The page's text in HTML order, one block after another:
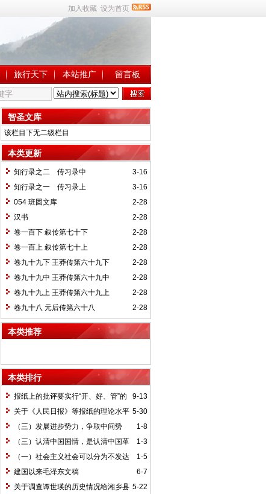
加入收藏 设为首页
旅行天下 本站推广 留言板
智圣文库
该栏目下无二级栏目
本类更新
3-16
知行录之二 传习录中
3-16
知行录之一 传习录上
2-28
054 班固文库
2-28
汉书
2-28
卷一百下 叙传第七十下
2-28
卷一百上 叙传第七十上
2-28
卷九十九下 王莽传第六十九下
2-28
卷九十九中 王莽传第六十九中
2-28
卷九十九上 王莽传第六十九上
2-28
卷九十八 元后传第六十八
本类推荐
本类排行
9-13
报纸上的批评要实行“开、好、管”的
方针*
5-30
关于《人民日报》等报纸的理论水平
的批语〔1〕
1-8
（三）发展进步势力，争取中间势
力，孤立顽固势力
1-3
（三）认清中国国情，是认清中国革
命一切问题的基本依据
1-5
（一）社会主义社会可以分为不发达
和比较发达两个阶段
6-7
建国以来毛泽东文稿
5-22
关于调查谭世瑛的历史情况给湘乡县